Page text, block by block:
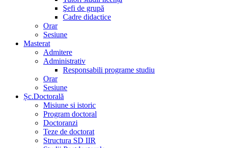
Şefi de grupă
Cadre didactice
Orar
Sesiune
Masterat
Admitere
Administrativ
Responsabili programe studiu
Orar
Sesiune
Șc.Doctorală
Misiune si istoric
Program doctoral
Doctoranzi
Teze de doctorat
Structura SD IIR